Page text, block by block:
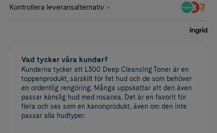
Vad tycker våra kunder?
Kunderna tycker att L300 Deep Cleansing Toner är en
toppenprodukt, särskilt för fet hud och de som behöver
en ordentlig rengöring. Många uppskattar att den även
passar känslig hud med rosacea. Det är en favorit för
flera och ses som en kanonprodukt, även om den inte
passar alla hudtyper.